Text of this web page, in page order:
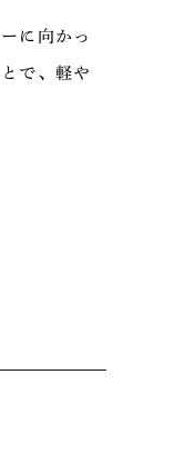
に向かっ
で、軽や